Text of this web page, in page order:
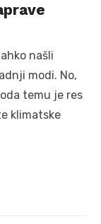
našli
modi. No,
temu je res
klimatske